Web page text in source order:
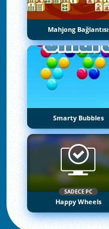
Mahjong Bağlantısı
Smarty Bubbles
SADECE PC
Happy Wheels